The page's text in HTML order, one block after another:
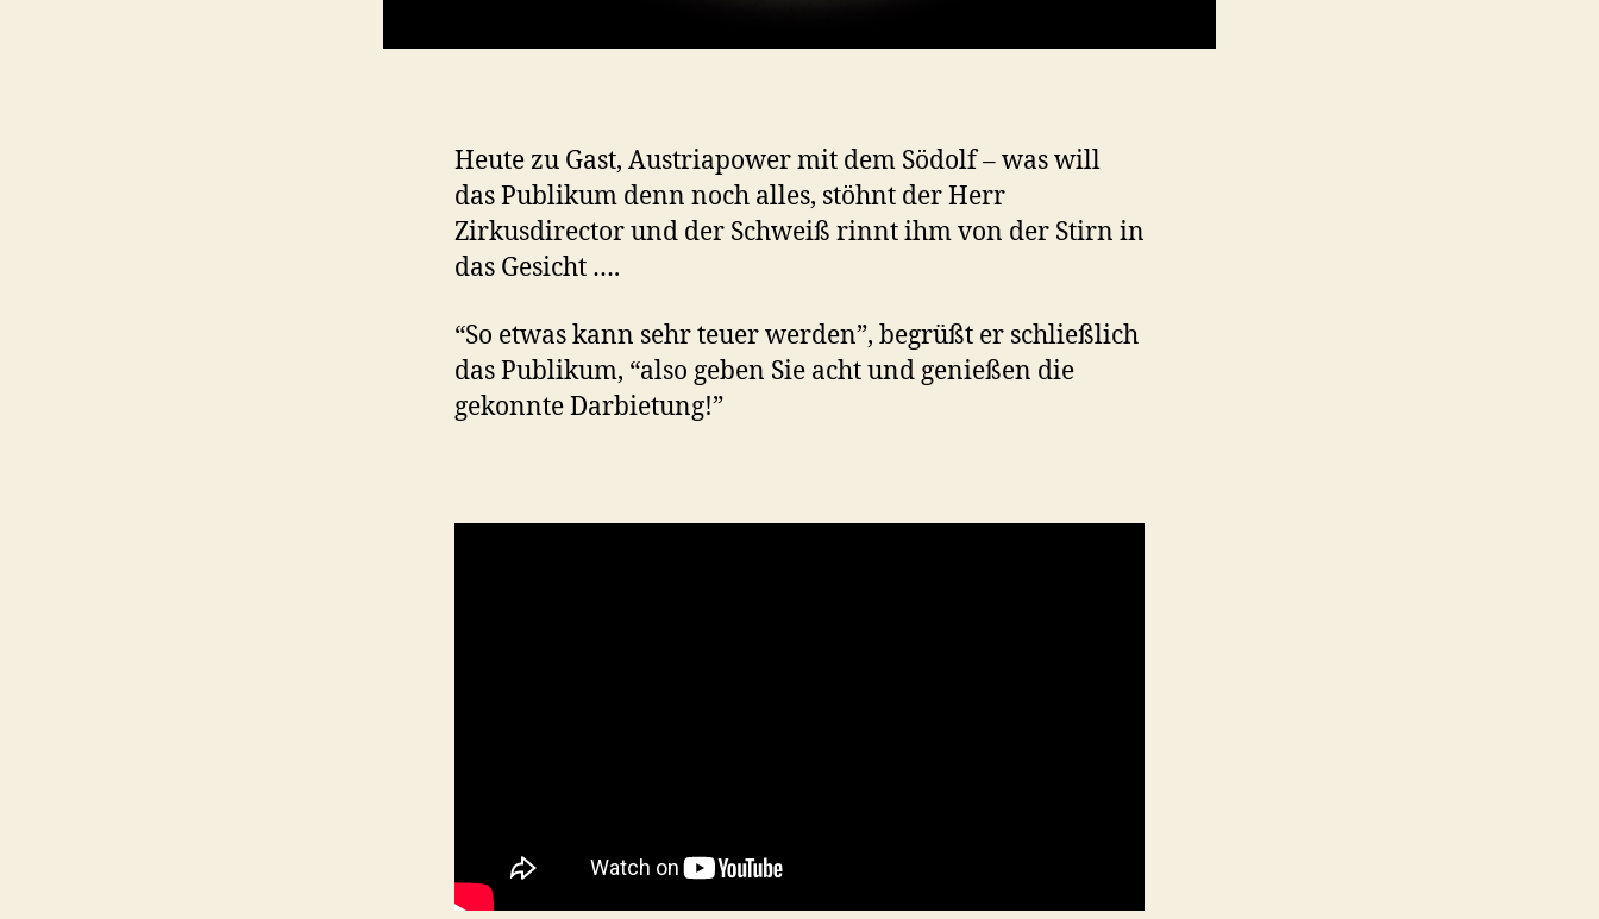
Heute zu Gast, Austriapower mit dem Södolf – was will
das Publikum denn noch alles, stöhnt der Herr
Zirkusdirector und der Schweiß rinnt ihm von der Stirn in
das Gesicht ….
“So etwas kann sehr teuer werden”, begrüßt er schließlich
das Publikum, “also geben Sie acht und genießen die
gekonnte Darbietung!”